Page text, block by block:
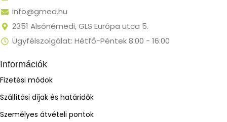
info@gmed.hu
2351 Alsónémedi, GLS Európa utca 5.
Ügyfélszolgálat: Hétfő-Péntek 8:00 - 16:00
Információk
Fizetési módok
Szállítási díjak és határidők
Személyes átvételi pontok